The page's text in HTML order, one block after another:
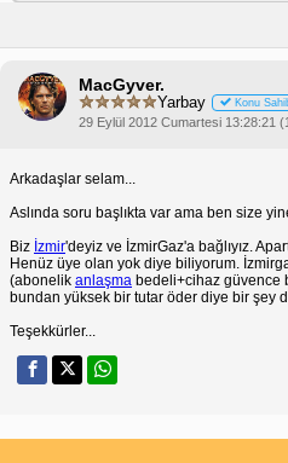
MacGyver.
Yarbay Konu
29 Eylül 2012 Cumartesi 13:28:21
Arkadaşlar selam...
Aslında soru başlıkta var ama ben size
Biz İzmir'deyiz ve İzmirGaz'a bağlıyız.
Henüz üye olan yok diye biliyorum.
(abonelik anlaşma bedeli+cihaz güvence
bundan yüksek bir tutar öder diye bir şey
Teşekkürler...